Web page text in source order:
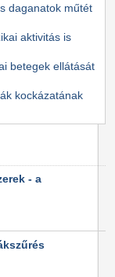
daganatok műtét
aktivitás is
betegek ellátását
kockázatának
- a